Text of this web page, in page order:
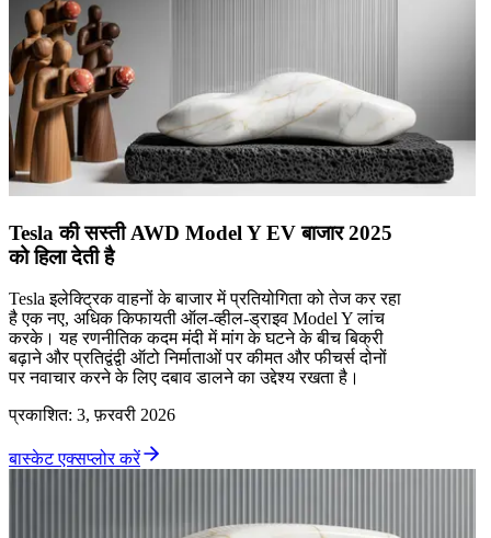
Tesla की सस्ती AWD Model Y EV बाजार 2025
को हिला देती है
Tesla इलेक्ट्रिक वाहनों के बाजार में प्रतियोगिता को तेज कर रहा
है एक नए, अधिक किफायती ऑल-व्हील-ड्राइव Model Y लांच
करके। यह रणनीतिक कदम मंदी में मांग के घटने के बीच बिक्री
बढ़ाने और प्रतिद्वंद्वी ऑटो निर्माताओं पर कीमत और फीचर्स दोनों
पर नवाचार करने के लिए दबाव डालने का उद्देश्य रखता है।
प्रकाशित: 3, फ़रवरी 2026
बास्केट एक्सप्लोर करें